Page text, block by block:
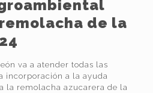
de la
va a atender todas las
incorporación a la ayuda
la remolacha azucarera de la